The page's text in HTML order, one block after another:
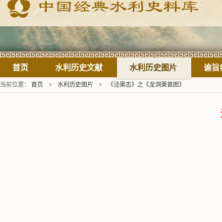
首页 水利历史文献 水利历史图片 谕旨
当前位置： 首页 > 水利历史图片 > 《泾渠志》之《龙洞渠首图》